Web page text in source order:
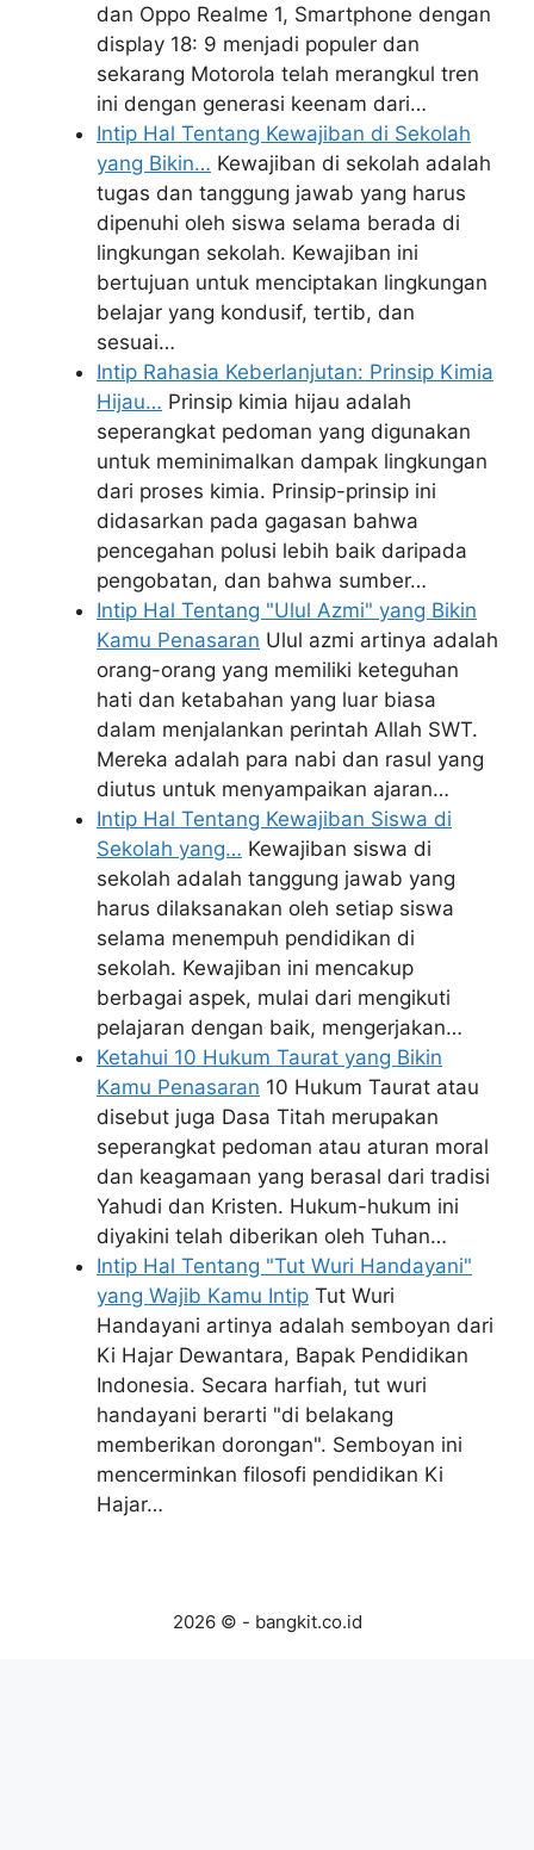
dan Oppo Realme 1, Smartphone dengan
display 18: 9 menjadi populer dan
sekarang Motorola telah merangkul tren
ini dengan generasi keenam dari…
Intip Hal Tentang Kewajiban di Sekolah
yang Bikin… Kewajiban di sekolah adalah
tugas dan tanggung jawab yang harus
dipenuhi oleh siswa selama berada di
lingkungan sekolah. Kewajiban ini
bertujuan untuk menciptakan lingkungan
belajar yang kondusif, tertib, dan
sesuai…
Intip Rahasia Keberlanjutan: Prinsip Kimia
Hijau… Prinsip kimia hijau adalah
seperangkat pedoman yang digunakan
untuk meminimalkan dampak lingkungan
dari proses kimia. Prinsip-prinsip ini
didasarkan pada gagasan bahwa
pencegahan polusi lebih baik daripada
pengobatan, dan bahwa sumber…
Intip Hal Tentang "Ulul Azmi" yang Bikin
Kamu Penasaran Ulul azmi artinya adalah
orang-orang yang memiliki keteguhan
hati dan ketabahan yang luar biasa
dalam menjalankan perintah Allah SWT.
Mereka adalah para nabi dan rasul yang
diutus untuk menyampaikan ajaran…
Intip Hal Tentang Kewajiban Siswa di
Sekolah yang… Kewajiban siswa di
sekolah adalah tanggung jawab yang
harus dilaksanakan oleh setiap siswa
selama menempuh pendidikan di
sekolah. Kewajiban ini mencakup
berbagai aspek, mulai dari mengikuti
pelajaran dengan baik, mengerjakan…
Ketahui 10 Hukum Taurat yang Bikin
Kamu Penasaran 10 Hukum Taurat atau
disebut juga Dasa Titah merupakan
seperangkat pedoman atau aturan moral
dan keagamaan yang berasal dari tradisi
Yahudi dan Kristen. Hukum-hukum ini
diyakini telah diberikan oleh Tuhan…
Intip Hal Tentang "Tut Wuri Handayani"
yang Wajib Kamu Intip Tut Wuri
Handayani artinya adalah semboyan dari
Ki Hajar Dewantara, Bapak Pendidikan
Indonesia. Secara harfiah, tut wuri
handayani berarti "di belakang
memberikan dorongan". Semboyan ini
mencerminkan filosofi pendidikan Ki
Hajar…
2026 © - bangkit.co.id